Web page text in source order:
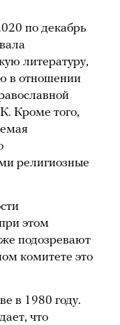
по декабрь
литературу,
в отношении
Кроме того,
религиозные
этом
подозревают
комитете это
в 1980 году.
что